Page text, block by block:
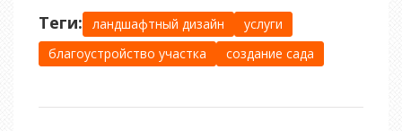
Теги: ландшафтный дизайн
услуги
благоустройство участка
создание сада